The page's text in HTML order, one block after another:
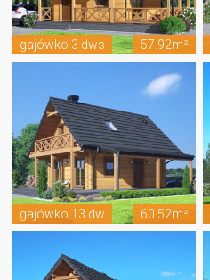
gajówko 3 dws 57.92m²
gajówko 13 dw 60.52m²